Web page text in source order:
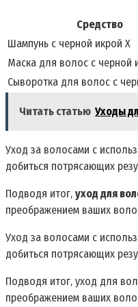
Средство
Шампунь с черной икрой X
Маска для волос с черной
Сыворотка для волос с
Читать статью Уходы
Уход за волосами с
добиться потрясающих
Подводя итог‚ уход для
преображением ваших
Уход за волосами с
добиться потрясающих
Подводя итог‚ уход для
преображением ваших